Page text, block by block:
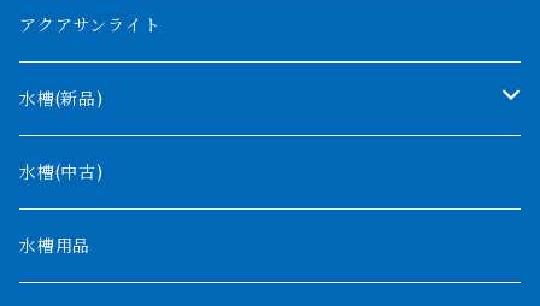
コンゴ
タンガニーカ
ウィークシー
モケレンベンベ
デルヘッジ
ザイールグリーン
アクアサンライト
水槽(新品)
1200mm以下
1500mm
水槽(中古)
水槽用品